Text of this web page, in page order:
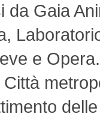
da Gaia
e